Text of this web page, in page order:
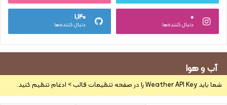
۰
دنبال کننده‌ها
۱,۱۴۰
دنبال کننده‌ها
آب و هوا
شما باید Weather API Key را در صفحه تنظیمات قالب > ادغام تنظیم کنید.